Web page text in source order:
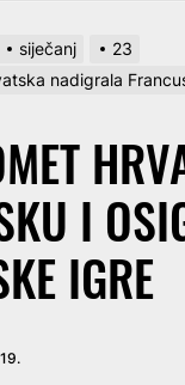
siječanj
23
nadigrala
I
IGRE